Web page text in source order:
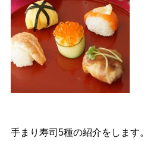
手まり寿司5種の紹介をします。